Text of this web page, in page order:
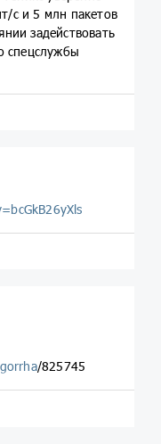
с и 5 млн пакетов
задействовать
спецслужбы
/825745